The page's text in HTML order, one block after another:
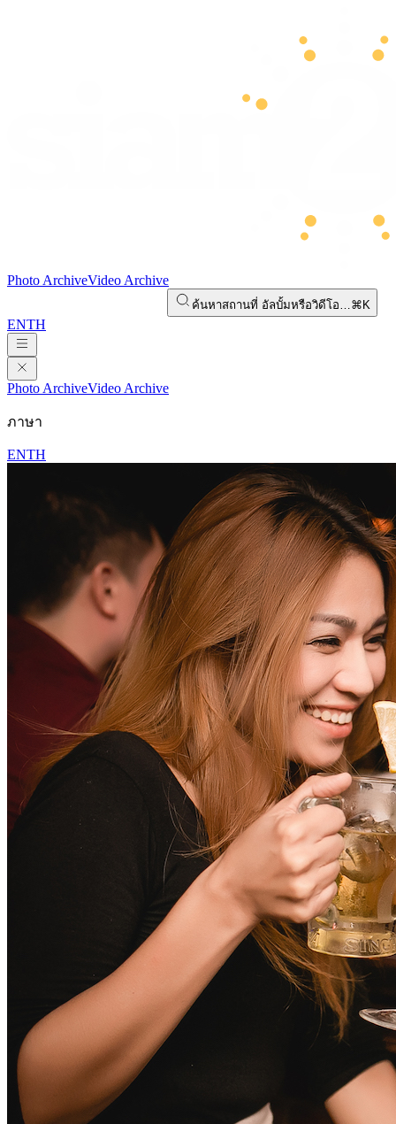
Photo ArchiveVideo Archive
ค้นหาสถานที่ อัลบั้มหรือวิดีโอ…⌘K
ENTH
Photo ArchiveVideo Archive
ภาษา
ENTH